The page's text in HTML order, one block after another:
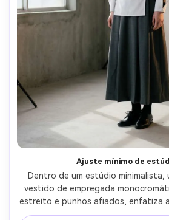
Ajuste mínimo de
Dentro de um estúdio minimalista,
vestido de empregada
estreito e punhos afiados, enfatiza
em seu corpo com uma cintura